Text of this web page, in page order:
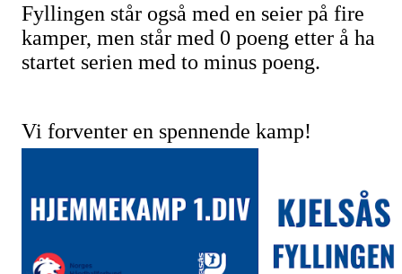
Fyllingen står også med en seier på fire
kamper, men står med 0 poeng etter å ha
startet serien med to minus poeng.
Vi forventer en spennende kamp!